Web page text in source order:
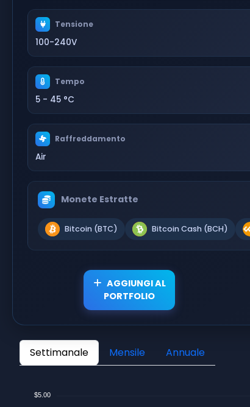
Tensione
100-240V
Tempo
5 - 45 °C
Raffreddamento
Air
Monete Estratte
Bitcoin (BTC) Bitcoin Cash (BCH)
AGGIUNGI AL
PORTFOLIO
Settimanale Mensile Annuale
$5.00